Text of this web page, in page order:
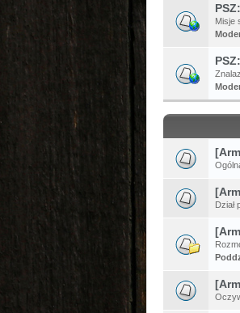
Misje
Dział